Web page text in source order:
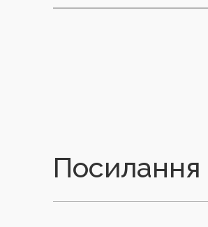
Посилання